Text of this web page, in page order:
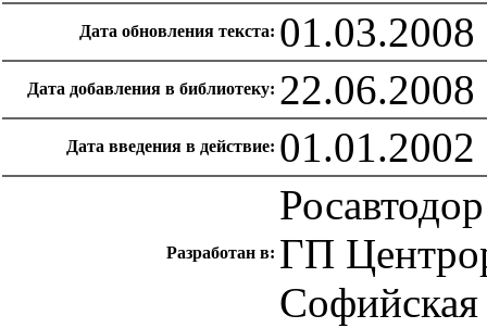
Дата обновления текста: 01.03.2008
Дата добавления в библиотеку: 22.06.2008
Дата введения в действие: 01.01.2002
Разработан в:
Росавтодор
ГП